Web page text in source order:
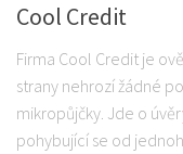
Cool Credit
Firma Cool Credit je
strany nehrozí žádné
mikropůjčky. Jde o
pohybující se od